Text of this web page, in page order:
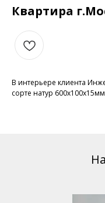
Квартира
В интерьере клиента
сорте натур 600х100х15мм